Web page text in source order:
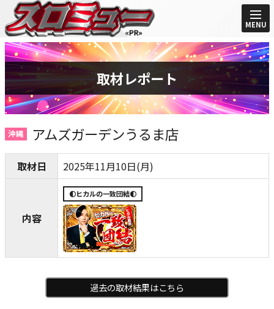
MENU
取材レポート
沖縄 アムズガーデンうるま店
取材日 2025年11月10日(月)
内容
🌓ヒカルの一致団結🌓
過去の取材結果はこちら